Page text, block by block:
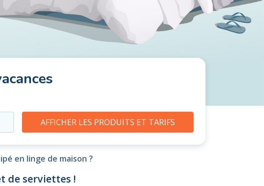
AFFICHER LES PRODUITS ET TARIFS
en linge de maison ?
de serviettes !